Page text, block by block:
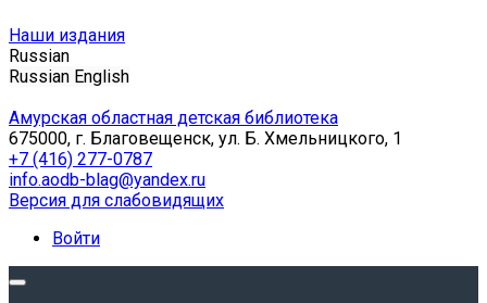
Наши издания
Russian
Russian English
Амурская областная детская библиотека
675000, г. Благовещенск, ул. Б. Хмельницкого, 1
+7 (416) 277-0787
info.aodb-blag@yandex.ru
Версия для слабовидящих
Войти